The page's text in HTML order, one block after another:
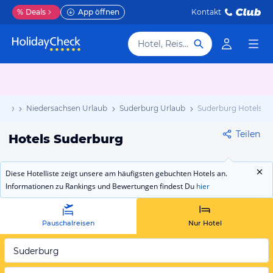
% Deals App öffnen Kontakt
Hotel, Reiseziel
Niedersachsen Urlaub Suderburg Urlaub Suderburg Hotels
Hotels Suderburg Teilen
Diese Hotelliste zeigt unsere am häufigsten gebuchten Hotels an.
Informationen zu Rankings und Bewertungen findest Du hier
Pauschalreisen Nur Hotel
Suderburg